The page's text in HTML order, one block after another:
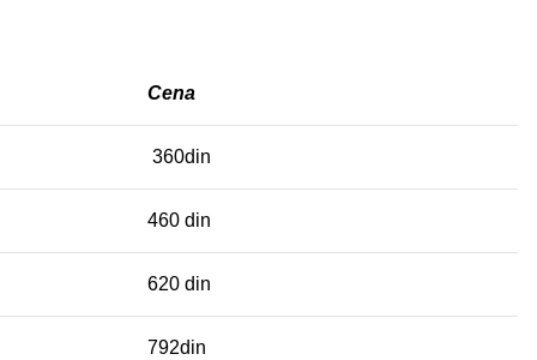
Cena
360din
460 din
620 din
792din